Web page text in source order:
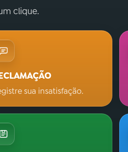
clique.
sua insatisfação.